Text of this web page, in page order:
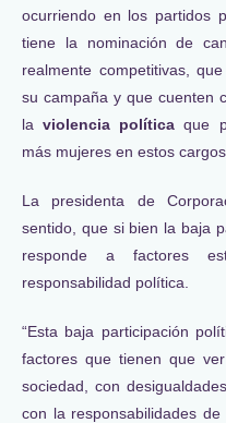
ocurriendo en los partidos
tiene la nominación de
realmente competitivas,
su campaña y que cuenten
laviolencia política que
más mujeres en estos
La presidenta de
sentido, que si bien la baja
responde a factores
responsabilidad política.
“Esta baja participación
factores que tienen que
sociedad, con
con la responsabilidades